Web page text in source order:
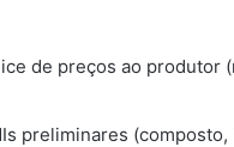
de preços ao produtor
preliminares (composto,